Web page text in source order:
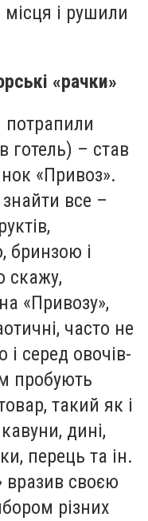
місця і рушили
«рачки»
готель) – став
«Привоз».
все –
бринзою і
скажу,
«Привозу»,
часто не
серед овочів-
пробують
такий як і
дині,
перець та ін.
вразив своєю
різних